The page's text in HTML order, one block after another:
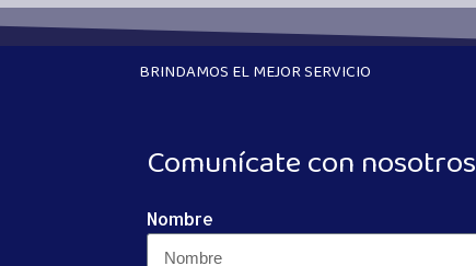
BRINDAMOS EL MEJOR SERVICIO
Comunícate con nosotros
Nombre